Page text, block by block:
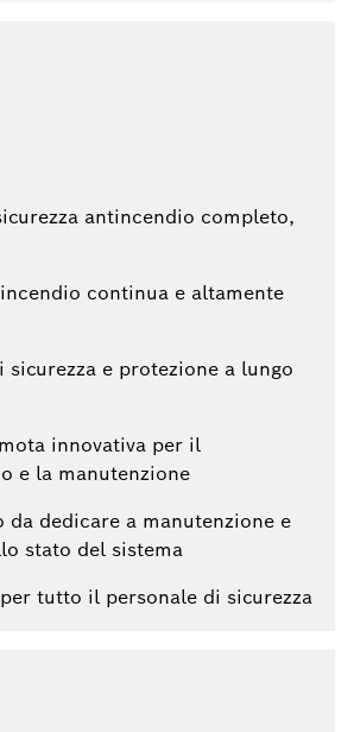
antincendio completo,
continua e altamente
sicurezza e protezione a lungo
innovativa per il
e la manutenzione
da dedicare a manutenzione e
stato del sistema
tutto il personale di sicurezza